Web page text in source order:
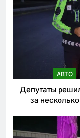
АВТО
Депутаты
за